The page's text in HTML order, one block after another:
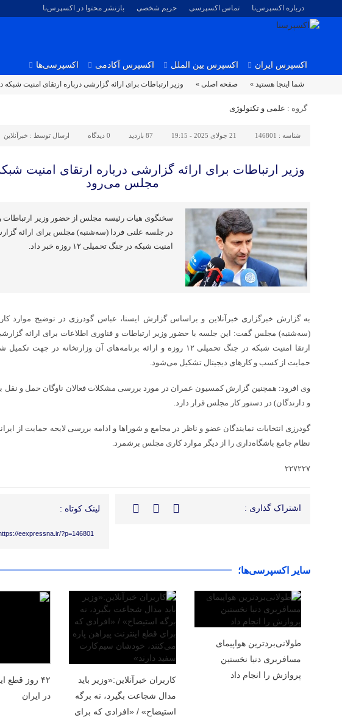
درباره اکسپرس‌نا تماس اکسپرسی حریم شخصی بازنشر محتوا در اکسپرس‌نا
اکسپرس ایران اکسپرس بین الملل اکسپرس آکادمی اکسپرسی‌ها
شما اینجا هستید » صفحه اصلی » وزیر ارتباطات برای ارائه گزارشی درباره ارتقای امنیت
گروه : علمی و تکنولوژی
شناسه : 146801 21 جولای 2025 - 19:15 87 بازدید 0 دیدگاه ارسال توسط : خبرآنلاین
وزیر ارتباطات برای ارائه گزارشی درباره ارتقای امنیت
مجلس می‌رود
سخنگوی هیات رئیسه مجلس از حضور وزیر ارتباطات
در جلسه علنی فردا (سه‌شنبه) مجلس برای ارائه
امنیت شبکه در جنگ تحمیلی ۱۲ روزه خبر داد.
به گزارش خبرگزاری خبرآنلاین و براساس گزارش ایسنا، عباس گودرزی در توضیح موارد
(سه‌شنبه) مجلس گفت: این جلسه با حضور وزیر ارتباطات و فناوری اطلاعات برای ارائه
ارتقا امنیت شبکه در جنگ تحمیلی ۱۲ روزه و ارائه برنامه‌های آن وزارتخانه در
حمایت از کسب و کارهای دیجیتال تشکیل می‌شود.
وی افرود: همچنین گزارش کمسیون عمران در مورد بررسی مشکلات فعالان ناوگان حمل و نقل
و دارندگان) در دستور کار مجلس قرار دارد.
گودرزی انتخابات نمایندگان عضو و ناظر در مجامع و شوراها و ادامه بررسی لایحه حمایت از
نظام جامع باشگاه‌داری را از دیگر موارد کاری مجلس برشمرد.
۲۲۷۲۲۷
اشتراک گذاری : لینک کوتاه :
eexpressna.ir/?p=146801
سایر اکسپرسی‌ها؛
طولانی‌بردترین هواپیمای
مسافربری دنیا نخستین
پروازش را انجام داد
کاربران خبرآنلاین:«وزیر باید
مدال شجاعت بگیرد، نه برگه
استیضاح» / «افرادی که برای
۴۲ روز قطع
در ایران